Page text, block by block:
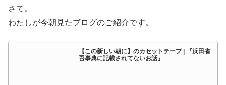
さて。
わたしが今朝見たブログのご紹介です。
【この新しい朝に】のカセットテープ | 『浜田省
吾事典に記載されてないお話』